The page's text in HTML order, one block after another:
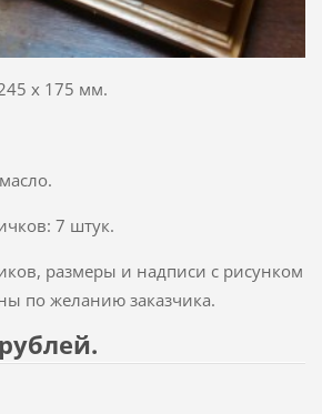
х 175 мм.
7 штук.
размеры и надписи с рисунком
по желанию заказчика.